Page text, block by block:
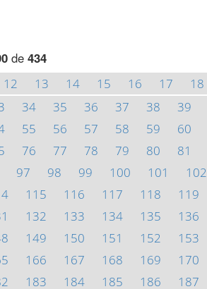
de 434
12 13 14 15 16 17 18
34 35 36 37 38 39
55 56 57 58 59 60
76 77 78 79 80 81
97 98 99 100 101 102
115 116 117 118 119
132 133 134 135 136
149 150 151 152 153
166 167 168 169 170
183 184 185 186 187